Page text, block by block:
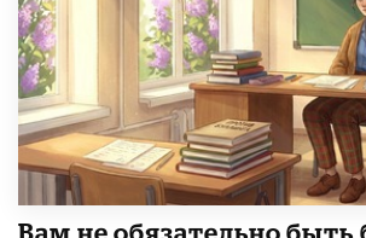
​Вам не обязательно быть